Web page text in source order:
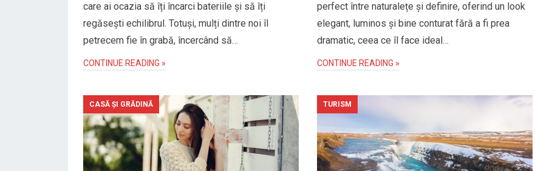
care ai ocazia să îți încarci bateriile și să îți
regăsești echilibrul. Totuși, mulți dintre noi îl
petrecem fie în grabă, încercând să…
CONTINUE READING »
perfect între naturalețe și definire, oferind un look
elegant, luminos și bine conturat fără a fi prea
dramatic, ceea ce îl face ideal…
CONTINUE READING »
CASĂ ȘI GRĂDINĂ TURISM